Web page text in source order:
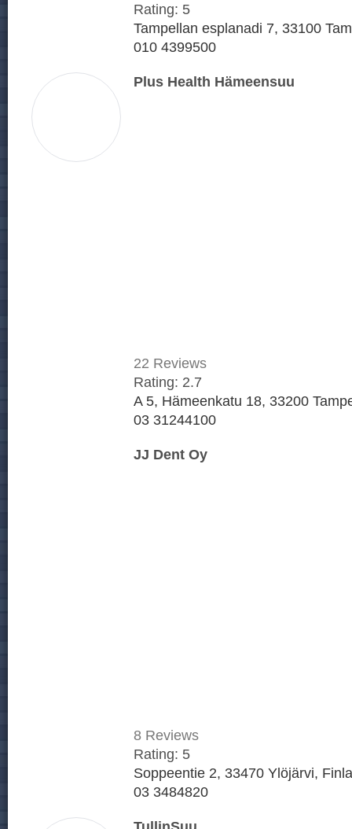
Rating: 5
Tampellan esplanadi 7, 33100
010 4399500
Plus Health Hämeensuu
22 Reviews
Rating: 2.7
A 5, Hämeenkatu 18, 33200
03 31244100
JJ Dent Oy
8 Reviews
Rating: 5
Soppeentie 2, 33470 Ylöjärvi,
03 3484820